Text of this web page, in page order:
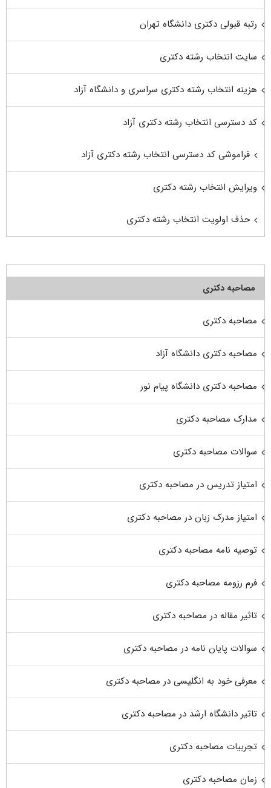
رتبه قبولی دکتری دانشگاه تهران
سایت انتخاب رشته دکتری
هزینه انتخاب رشته دکتری سراسری و دانشگاه آزاد
کد دسترسی انتخاب رشته دکتری آزاد
فراموشی کد دسترسی انتخاب رشته دکتری آزاد
ویرایش انتخاب رشته دکتری
حذف اولویت انتخاب رشته دکتری
مصاحبه دکتری
مصاحبه دکتری
مصاحبه دکتری دانشگاه آزاد
مصاحبه دکتری دانشگاه پیام نور
مدارک مصاحبه دکتری
سوالات مصاحبه دکتری
امتیاز تدریس در مصاحبه دکتری
امتیاز مدرک زبان در مصاحبه دکتری
توصیه نامه مصاحبه دکتری
فرم رزومه مصاحبه دکتری
تاثیر مقاله در مصاحبه دکتری
سوالات پایان نامه در مصاحبه دکتری
معرفی خود به انگلیسی در مصاحبه دکتری
تاثیر دانشگاه ارشد در مصاحبه دکتری
تجربیات مصاحبه دکتری
زمان مصاحبه دکتری